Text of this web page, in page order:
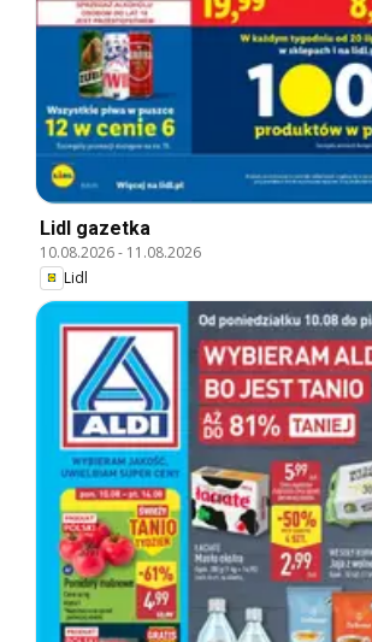
Lidl gazetka
10.08.2026- 11.08.2026
Lidl